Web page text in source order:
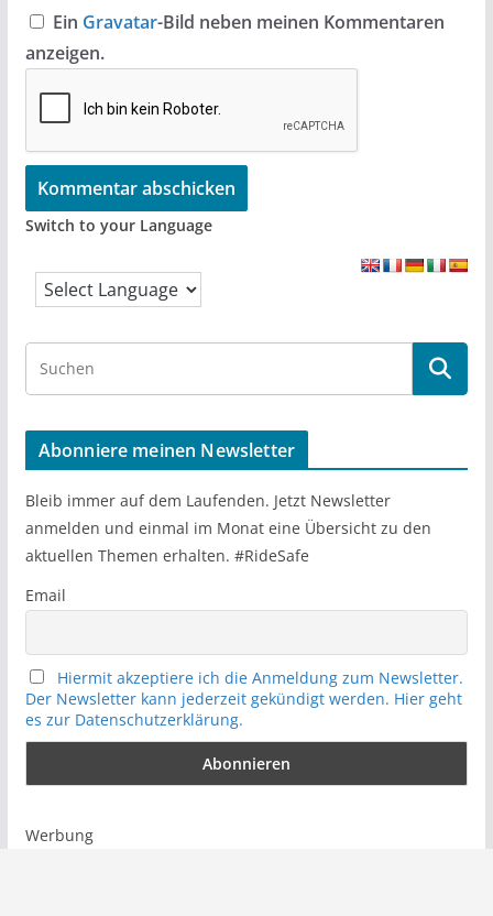
Ein Gravatar-Bild neben meinen Kommentaren
anzeigen.
Switch to your Language
r
c
h
Abonniere meinen Newsletter
Bleib immer auf dem Laufenden. Jetzt Newsletter
anmelden und einmal im Monat eine Übersicht zu den
aktuellen Themen erhalten. #RideSafe
Email
Hiermit akzeptiere ich die Anmeldung zum Newsletter.
Der Newsletter kann jederzeit gekündigt werden. Hier geht
es zur Datenschutzerklärung.
Werbung